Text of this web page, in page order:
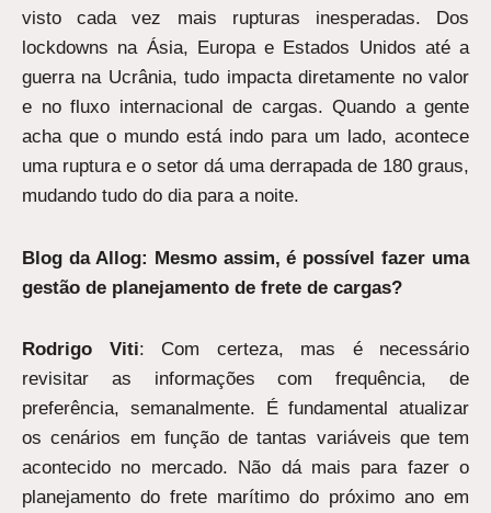
visto cada vez mais rupturas inesperadas. Dos
lockdowns na Ásia, Europa e Estados Unidos até a
guerra na Ucrânia, tudo impacta diretamente no valor
e no fluxo internacional de cargas. Quando a gente
acha que o mundo está indo para um lado, acontece
uma ruptura e o setor dá uma derrapada de 180 graus,
mudando tudo do dia para a noite.
Blog da Allog: Mesmo assim, é possível fazer uma
gestão de planejamento de frete de cargas?
Rodrigo Viti: Com certeza, mas é necessário
revisitar as informações com frequência, de
preferência, semanalmente. É fundamental atualizar
os cenários em função de tantas variáveis que tem
acontecido no mercado. Não dá mais para fazer o
planejamento do frete marítimo do próximo ano em